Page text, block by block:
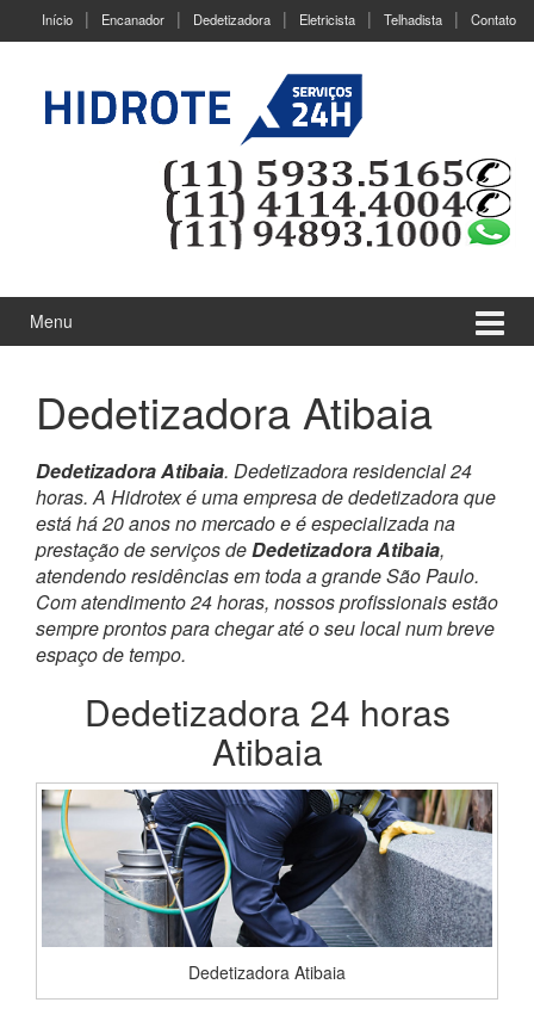
Início Encanador Dedetizadora Eletricista Telhadista Contato
Menu
Dedetizadora Atibaia
Dedetizadora Atibaia. Dedetizadora residencial 24
horas. A Hidrotex é uma empresa de dedetizadora que
está há 20 anos no mercado e é especializada na
prestação de serviços deDedetizadora Atibaia,
atendendo residências em toda a grande São Paulo.
Com atendimento 24 horas, nossos profissionais estão
sempre prontos para chegar até o seu local num breve
espaço de tempo.
Dedetizadora 24 horas
Atibaia
Dedetizadora Atibaia